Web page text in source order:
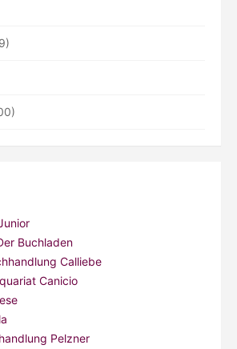
Buchladen
Calliebe
Canicio
Pelzner